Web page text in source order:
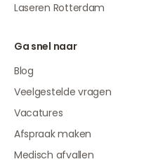
Laseren Rotterdam
Ga snel naar
Blog
Veelgestelde vragen
Vacatures
Afspraak maken
Medisch afvallen